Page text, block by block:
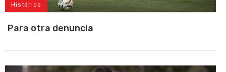
Histórico
Para otra denuncia